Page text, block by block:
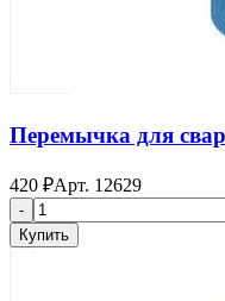
Перемычка для
420 ₽Арт. 12629
-
Купить